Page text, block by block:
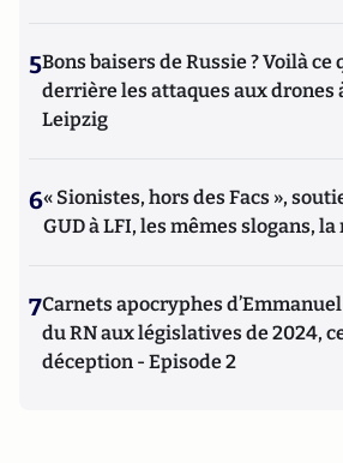
5Bons baisers de Russie ? Voilà ce
derrière les attaques aux drones
Leipzig
6« Sionistes, hors des Facs »,
GUD à LFI, les mêmes slogans,
7Carnets apocryphes d’Emmanuel
du RN aux législatives de 2024,
déception - Episode 2